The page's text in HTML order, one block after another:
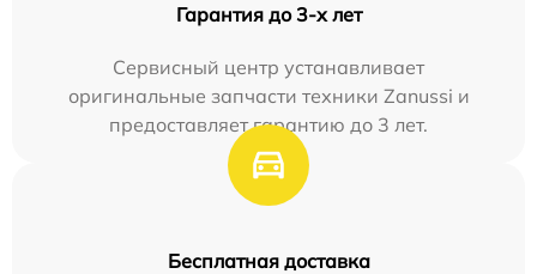
Гарантия до 3-х лет
Сервисный центр устанавливает
оригинальные запчасти техники Zanussi и
предоставляет гарантию до 3 лет.
Бесплатная доставка